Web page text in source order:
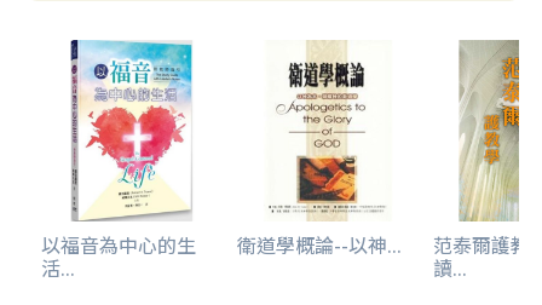
以福音為中心的生
活...
衛道學概論--以神... 范泰爾護教
讀...